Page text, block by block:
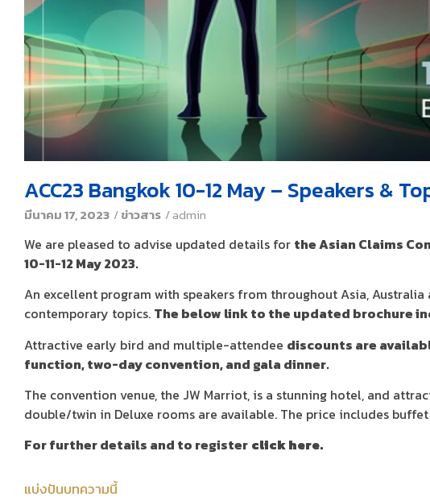
ACC23 Bangkok 10-12 May – Speakers &
มีนาคม 17, 2023 /ข่าวสาร /admin
We are pleased to advise updated details for the Asian Claims
10-11-12 May 2023.
An excellent program with speakers from throughout Asia,
contemporary topics. The below link to the updated brochure
Attractive early bird and multiple-attendee discounts are
function, two-day convention, and gala dinner.
The convention venue, the JW Marriot, is a stunning hotel, and
double/twin in Deluxe rooms are available. The price includes
For further details and to register click here.
แบ่งปันบทความนี้